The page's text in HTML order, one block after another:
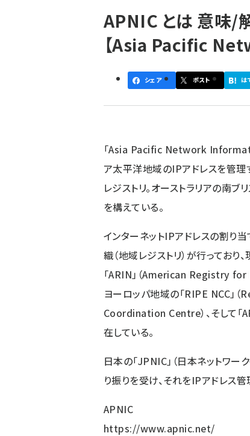
ン
く
ず
APNIC とは 意味/
【Asia Pacific
シェア ポスト は
「Asia Pacific Network
ア太平洋地域のIPアドレスを管理
レジストリ。オーストラリアの南
を構えている。
インターネットIPアドレスの割り
織（地域レジストリ）が行っており
「ARIN」（American Registry
ヨーロッパ地域の「RIPE NCC」
Coordination Centre）、そして「
在している。
日本の「JPNIC」（日本ネットワー
り振りを受け、それをIPアドレス
APNIC
https://www.apnic.net/